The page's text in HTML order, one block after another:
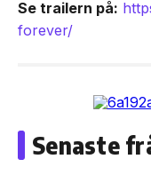
Se trailern på:
forever/
Senaste